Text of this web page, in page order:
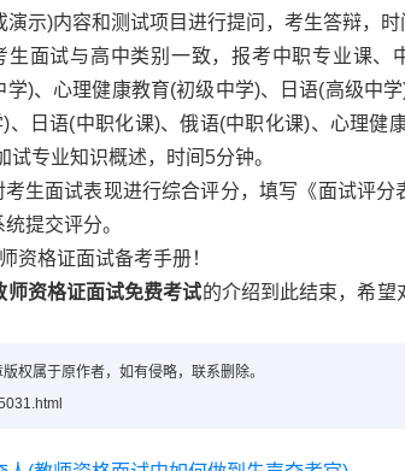
)内容和测试项目进行提问，考生答辩，时
面试与高中类别一致，报考中职专业课、
)、心理健康教育(初级中学)、日语(高级中
日语(中职化课)、俄语(中职化课)、心理健
专业知识概述，时间5分钟。
面试表现进行综合评分，填写《面试评分
提交评分。
格证面试备考手册！
师资格证面试免费考试的介绍到此结束，希望
权属于原作者，如有侵略，联系删除。